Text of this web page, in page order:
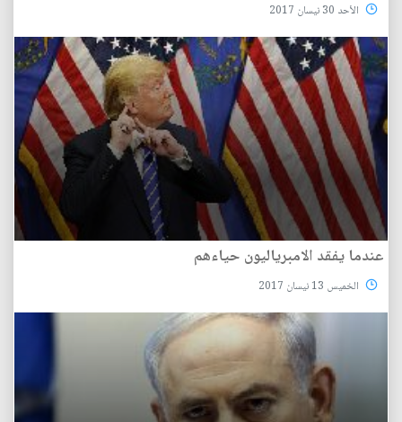
الأحد 30 نيسان 2017
عندما يفقد الامبرياليون حياءهم
الخميس 13 نيسان 2017